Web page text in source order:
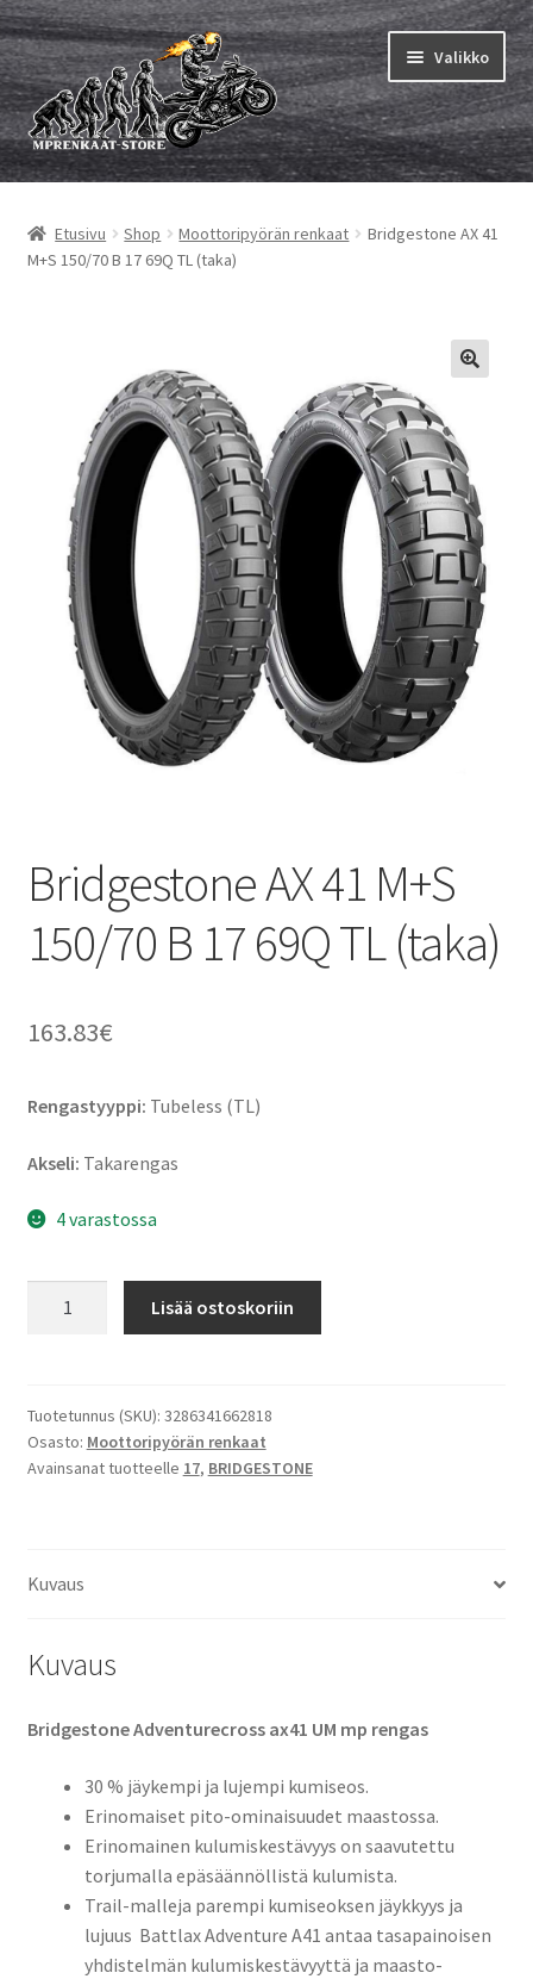
Siirry
navigointiin
Siirry
sisältöön
Valikko
MP renkaat
tason
Sisärenkaat ja nauhat
tason
valikko
Etusivu Shop Moottoripyörän renkaat
Bridgestone AX 41
M+S 150/70 B 17 69Q TL (taka)
Bridgestone AX 41 M+S
150/70 B 17 69Q TL (taka)
163.83€
Rengastyyppi: Tubeless (TL)
Akseli: Takarengas
4 varastossa
150/70
B
17
määrä
Lisää ostoskoriin
Tuotetunnus (SKU): 3286341662818
Osasto: Moottoripyörän renkaat
Avainsanat tuotteelle 17, BRIDGESTONE
Kuvaus
Kuvaus
Bridgestone Adventurecross ax41 UM mp rengas
30 % jäykempi ja lujempi kumiseos.
Erinomaiset pito-ominaisuudet maastossa.
Erinomainen kulumiskestävyys on saavutettu
torjumalla epäsäännöllistä kulumista.
Trail-malleja parempi kumiseoksen jäykkyys ja
lujuus  Battlax Adventure A41 antaa tasapainoisen
yhdistelmän kulumiskestävyyttä ja maasto-